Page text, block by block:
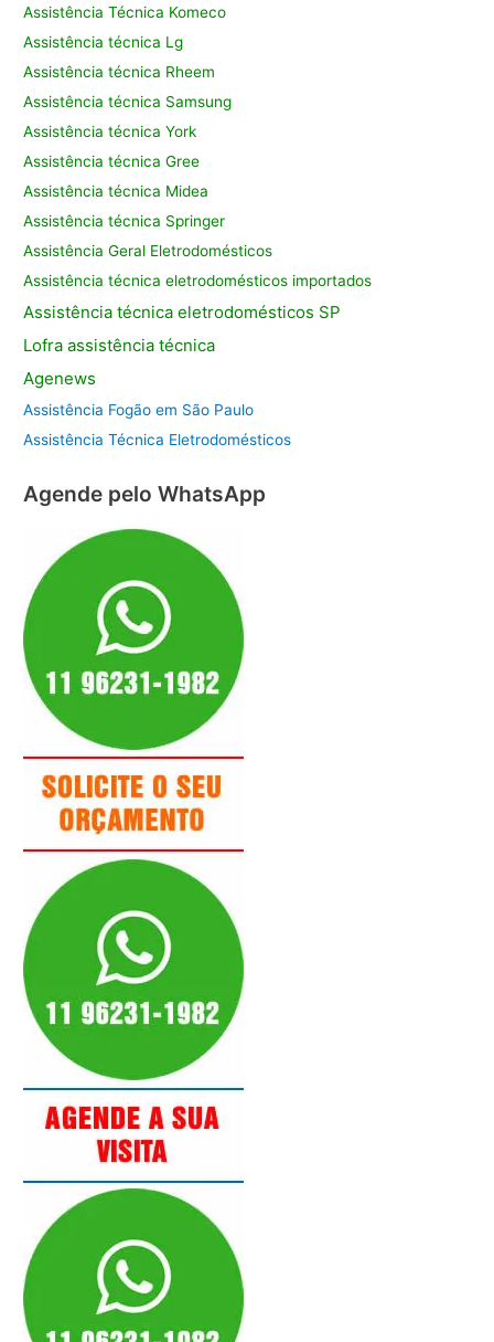
Assistência Técnica Komeco
Assistência técnica Lg
Assistência técnica Rheem
Assistência técnica Samsung
Assistência técnica York
Assistência técnica Gree
Assistência técnica Midea
Assistência técnica Springer
Assistência Geral Eletrodomésticos
Assistência técnica eletrodomésticos importados
Assistência técnica eletrodomésticos SP
Lofra assistênciatécnica
Agenews
Assistência Fogão em São Paulo
Assistência Técnica Eletrodomésticos
Agende pelo WhatsApp